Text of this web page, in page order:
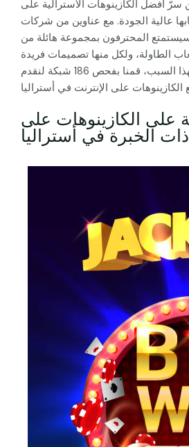
سرّ أفضل الكازينوهات الأسترالية على
عالية الجودة. مع عناوين من شركات
المحترفون بمجموعة هائلة من
الطاولة، ولكل منها تصميمات فريدة
وتجربة لعب ممتعة. لهذا السبب، قمنا بفحص 186 شبكة لنقدم
على الكازينوهات على
ذات الخبرة في أستراليا